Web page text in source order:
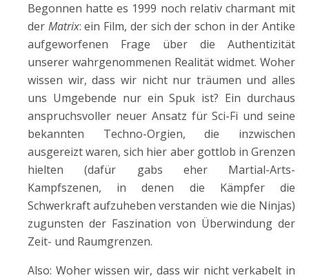
Begonnen hatte es 1999 noch relativ charmant mit
der Matrix: ein Film, der sich der schon in der Antike
aufgeworfenen Frage über die Authentizität
unserer wahrgenommenen Realität widmet. Woher
wissen wir, dass wir nicht nur träumen und alles
uns Umgebende nur ein Spuk ist? Ein durchaus
anspruchsvoller neuer Ansatz für Sci-Fi und seine
bekannten Techno-Orgien, die inzwischen
ausgereizt waren, sich hier aber gottlob in Grenzen
hielten (dafür gabs eher Martial-Arts-
Kampfszenen, in denen die Kämpfer die
Schwerkraft aufzuheben verstanden wie die Ninjas)
zugunsten der Faszination von Überwindung der
Zeit- und Raumgrenzen.
Also: Woher wissen wir, dass wir nicht verkabelt in